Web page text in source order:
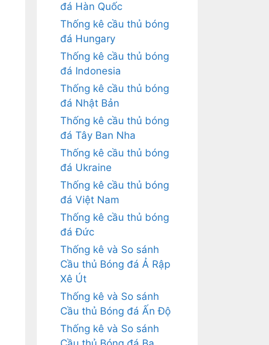
đá Hàn Quốc
Thống kê cầu thủ bóng
đá Hungary
Thống kê cầu thủ bóng
đá Indonesia
Thống kê cầu thủ bóng
đá Nhật Bản
Thống kê cầu thủ bóng
đá Tây Ban Nha
Thống kê cầu thủ bóng
đá Ukraine
Thống kê cầu thủ bóng
đá Việt Nam
Thống kê cầu thủ bóng
đá Đức
Thống kê và So sánh
Cầu thủ Bóng đá Ả Rập
Xê Út
Thống kê và So sánh
Cầu thủ Bóng đá Ấn Độ
Thống kê và So sánh